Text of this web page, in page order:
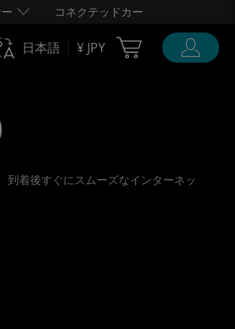
コネクテッドカー
日本語 ¥ JPY Cart Ubigi
着後すぐにスムーズなインターネッ